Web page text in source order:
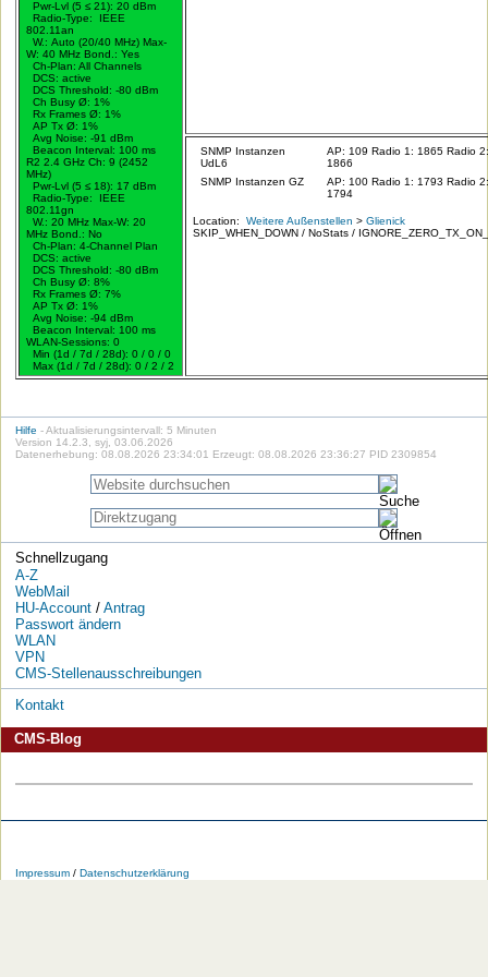
Pwr-Lvl (5 ≤ 21): 20 dBm
Radio-Type: IEEE
802.11an
W.:Auto (20/40 MHz) Max-
W: 40 MHz Bond.:Yes
Ch-Plan: All Channels
DCS: active
DCS Threshold: -80 dBm
Ch Busy Ø: 1%
Rx Frames Ø: 1%
AP Tx Ø: 1%
Avg Noise: -91 dBm
Beacon Interval: 100 ms
R2 2.4 GHz Ch: 9 (2452
MHz)
Pwr-Lvl (5 ≤ 18): 17 dBm
Radio-Type: IEEE
802.11gn
W.:20 MHz Max-W: 20
MHz Bond.:No
Ch-Plan: 4-Channel Plan
DCS: active
DCS Threshold: -80 dBm
Ch Busy Ø: 8%
Rx Frames Ø: 7%
AP Tx Ø: 1%
Avg Noise: -94 dBm
Beacon Interval: 100 ms
WLAN-Sessions: 0
Min (1d / 7d / 28d): 0 / 0 / 0
Max (1d / 7d / 28d): 0 / 2 / 2
SNMP Instanzen
UdL6
AP: 109 Radio 1: 1865 Radio
1866
SNMP Instanzen GZ
AP: 100 Radio 1: 1793 Radio
1794
Location:Weitere Außenstellen >Glienick
SKIP_WHEN_DOWN / NoStats /
Hilfe - Aktualisierungsintervall: 5 Minuten
Version 14.2.3, syj, 03.06.2026
Datenerhebung: 08.08.2026 23:34:01 Erzeugt: 08.08.2026 23:36:27 PID 2309854
Schnellzugang
A-Z
WebMail
HU-Account/ Antrag
Passwort ändern
WLAN
VPN
CMS-Stellenausschreibungen
Kontakt
CMS-Blog
im
bei bei bei bei Feeds
Impressum/ Datenschutzerklärung